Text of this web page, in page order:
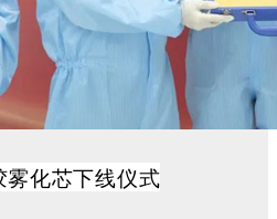
雾化芯下线仪式